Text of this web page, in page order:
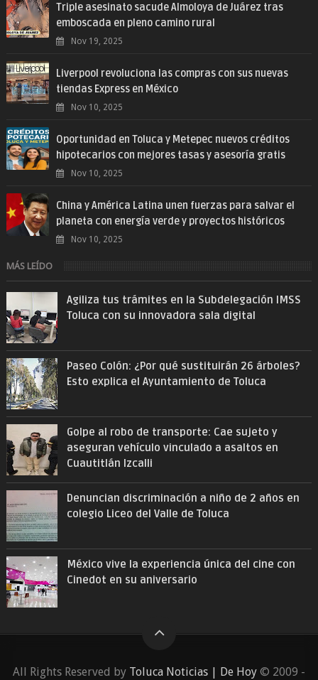
Triple asesinato sacude Almoloya de Juárez tras
emboscada en pleno camino rural
Nov 19, 2025
Liverpool revoluciona las compras con sus nuevas
tiendas Express en México
Nov 10, 2025
Oportunidad en Toluca y Metepec nuevos créditos
hipotecarios con mejores tasas y asesoría gratis
Nov 10, 2025
China y América Latina unen fuerzas para salvar el
planeta con energía verde y proyectos históricos
Nov 10, 2025
MÁS LEÍDO
Agiliza tus trámites en la Subdelegación IMSS
Toluca con su innovadora sala digital
Paseo Colón: ¿Por qué sustituirán 26 árboles?
Esto explica el Ayuntamiento de Toluca
Golpe al robo de transporte: Cae sujeto y
aseguran vehículo vinculado a asaltos en
Cuautitlán Izcalli
Denuncian discriminación a niño de 2 años en
colegio Liceo del Valle de Toluca
México vive la experiencia única del cine con
Cinedot en su aniversario
All Rights Reserved by Toluca Noticias | De Hoy © 2009 -